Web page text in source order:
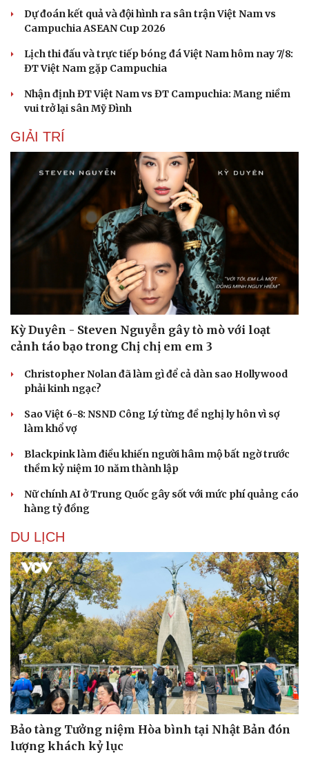
Văn hóa
Dự đoán kết quả và đội hình ra sân trận Việt Nam vs
Campuchia ASEAN Cup 2026
Lịch thi đấu và trực tiếp bóng đá Việt Nam hôm nay 7/8:
ĐT Việt Nam gặp Campuchia
Nhận định ĐT Việt Nam vs ĐT Campuchia: Mang niềm
vui trở lại sân Mỹ Đình
GIẢI TRÍ
Kỳ Duyên - Steven Nguyễn gây tò mò với loạt
cảnh táo bạo trong Chị chị em em 3
Christopher Nolan đã làm gì để cả dàn sao Hollywood
phải kinh ngạc?
Sao Việt 6-8: NSND Công Lý từng đề nghị ly hôn vì sợ
làm khổ vợ
Blackpink làm điều khiến người hâm mộ bất ngờ trước
thềm kỷ niệm 10 năm thành lập
Nữ chính AI ở Trung Quốc gây sốt với mức phí quảng cáo
hàng tỷ đồng
DU LỊCH
Bảo tàng Tưởng niệm Hòa bình tại Nhật Bản đón
lượng khách kỷ lục